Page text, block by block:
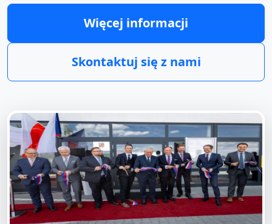
Więcej informacji
Skontaktuj się z nami